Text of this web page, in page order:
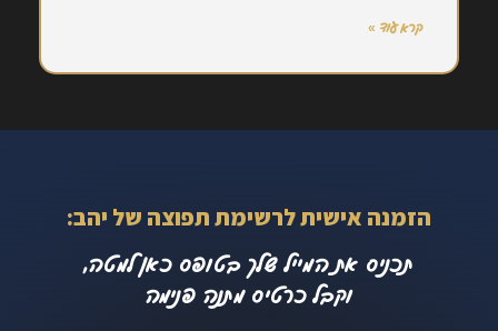
קרא עוד »
הזמנה אישית לרשימת תפוצה של יהב:
תכניס את המייל שלך בטופס כאן למטה,
וקבל כרטיס מתנה פנימה